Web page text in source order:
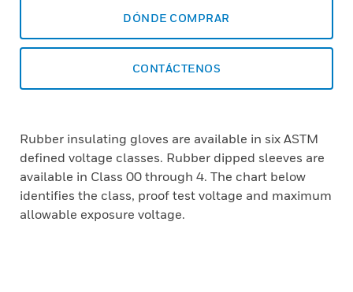
DÓNDE COMPRAR
CONTÁCTENOS
Rubber insulating gloves are available in six ASTM
defined voltage classes. Rubber dipped sleeves are
available in Class 00 through 4. The chart below
identifies the class, proof test voltage and maximum
allowable exposure voltage.